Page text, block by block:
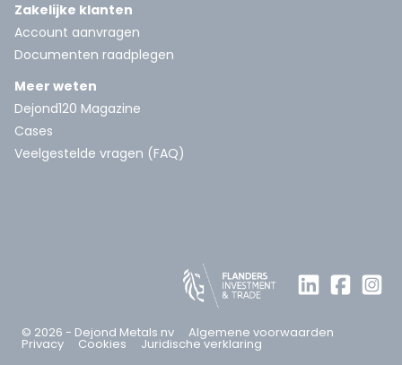
Zakelijke klanten
Account aanvragen
Documenten raadplegen
Meer weten
Dejond120 Magazine
Cases
Veelgestelde vragen (FAQ)
© 2026 - Dejond Metals nv Algemene voorwaarden
Privacy Cookies Juridische verklaring